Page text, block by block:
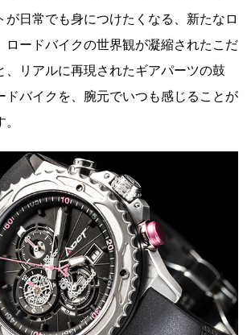
が日常でも身につけたくなる、新たなロ
ロードバイクの世界観が凝縮されたこだ
、リアルに再現されたギアパーツの鼓
ドバイクを、腕元でいつも感じることが